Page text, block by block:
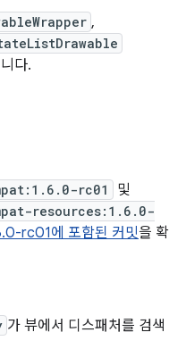
,
다.
rc01 및
resources:1.6.0-
rc01에 포함된 커밋을 확
가 뷰에서 디스패처를 검색